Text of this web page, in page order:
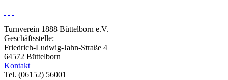
Turnverein 1888 Büttelborn e.V.
Geschäftsstelle:
Friedrich-Ludwig-Jahn-Straße 4
64572 Büttelborn
Kontakt
Tel. (06152) 56001